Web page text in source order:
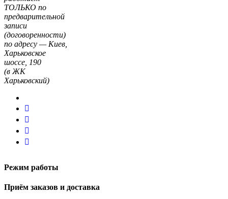
ТОЛЬКО по
предварительной
записи
(договоренности)
по адресу — Киев,
Харьковское
шоссе, 190
(в ЖК
Харьковский)
Режим работы
Приём заказов и доставка